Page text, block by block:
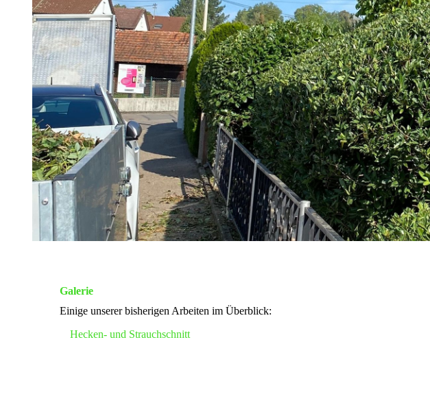
Galerie
Einige unserer bisherigen Arbeiten im Überblick:
Hecken- und Strauchschnitt